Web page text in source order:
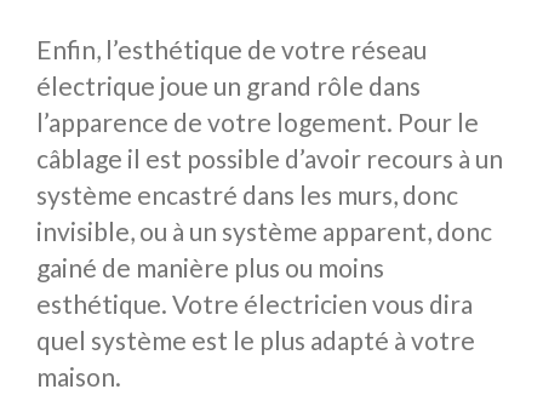
Enfin, l’esthétique de votre réseau
électrique joue un grand rôle dans
l’apparence de votre logement. Pour le
câblage il est possible d’avoir recours à un
système encastré dans les murs, donc
invisible, ou à un système apparent, donc
gainé de manière plus ou moins
esthétique. Votre électricien vous dira
quel système est le plus adapté à votre
maison.